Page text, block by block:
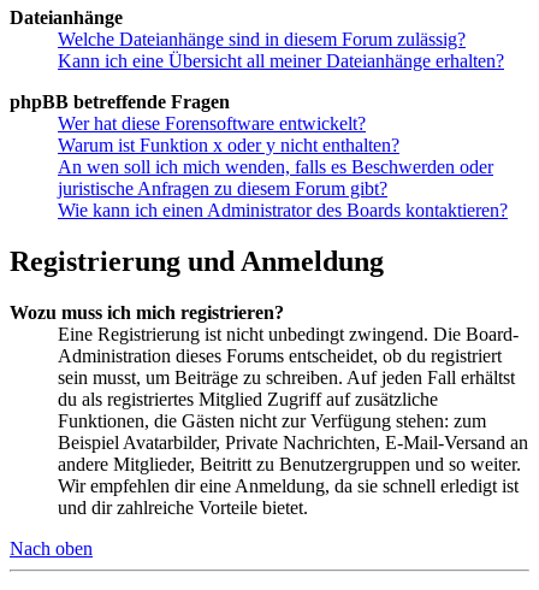
Dateianhänge
Welche Dateianhänge sind in diesem Forum zulässig?
Kann ich eine Übersicht all meiner Dateianhänge erhalten?
phpBB betreffende Fragen
Wer hat diese Forensoftware entwickelt?
Warum ist Funktion x oder y nicht enthalten?
An wen soll ich mich wenden, falls es Beschwerden oder
juristische Anfragen zu diesem Forum gibt?
Wie kann ich einen Administrator des Boards kontaktieren?
Registrierung und Anmeldung
Wozu muss ich mich registrieren?
Eine Registrierung ist nicht unbedingt zwingend. Die Board-
Administration dieses Forums entscheidet, ob du registriert
sein musst, um Beiträge zu schreiben. Auf jeden Fall erhältst
du als registriertes Mitglied Zugriff auf zusätzliche
Funktionen, die Gästen nicht zur Verfügung stehen: zum
Beispiel Avatarbilder, Private Nachrichten, E-Mail-Versand an
andere Mitglieder, Beitritt zu Benutzergruppen und so weiter.
Wir empfehlen dir eine Anmeldung, da sie schnell erledigt ist
und dir zahlreiche Vorteile bietet.
Nach oben